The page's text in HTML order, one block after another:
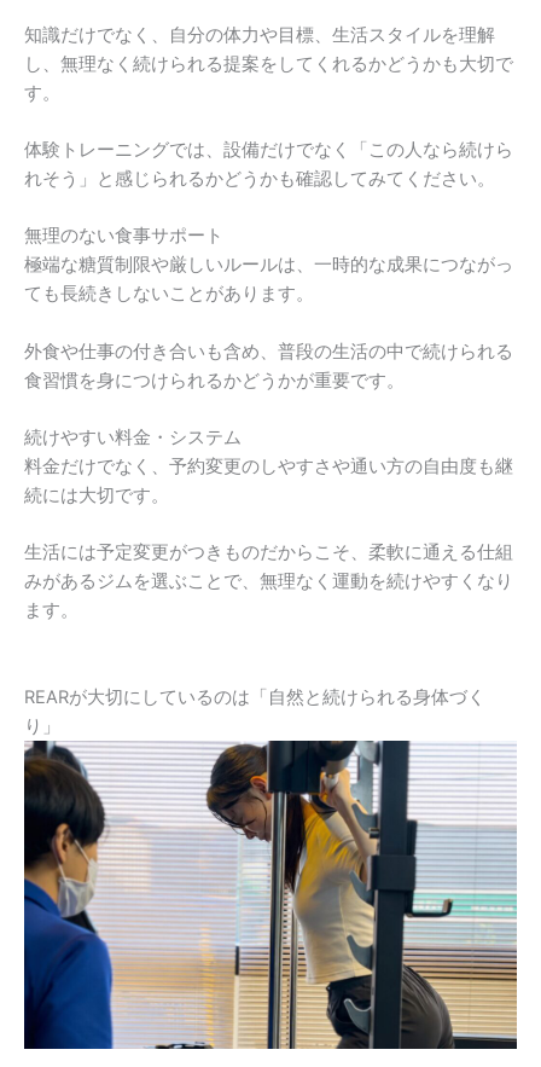
知識だけでなく、自分の体力や目標、生活スタイルを理解
し、無理なく続けられる提案をしてくれるかどうかも大切で
す。
体験トレーニングでは、設備だけでなく「この人なら続けら
れそう」と感じられるかどうかも確認してみてください。
無理のない食事サポート
極端な糖質制限や厳しいルールは、一時的な成果につながっ
ても長続きしないことがあります。
外食や仕事の付き合いも含め、普段の生活の中で続けられる
食習慣を身につけられるかどうかが重要です。
続けやすい料金・システム
料金だけでなく、予約変更のしやすさや通い方の自由度も継
続には大切です。
生活には予定変更がつきものだからこそ、柔軟に通える仕組
みがあるジムを選ぶことで、無理なく運動を続けやすくなり
ます。
REARが大切にしているのは「自然と続けられる身体づく
り」